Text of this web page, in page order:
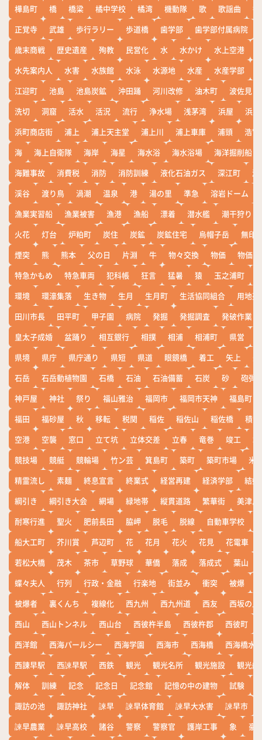
樺島町
橋 橋梁 橘中学校 橘湾 機動隊 歌 歌謡曲
正覚寺
武雄 歩行ラリー 歩道橋 歯学部 歯学部付属病院
歳末商戦
歴史遺産 殉教 民営化 水 水かけ 水上空港
水先案内人
水害 水族館 水泳 水源地 水産 水産学部
江迎町
池島 池島炭鉱 沖田踊 河川改修 油木町
波佐見
洗切
洞窟 活水 活況 流行 浄水場 浅茅湾 浜屋
浜
浜町商店街
浦上 浦上天主堂 浦上川 浦上車庫 浦頭
浩宮
海
海上自衛隊 海岸 海星 海水浴 海水浴場
海洋掘削船
海難事故
消費税 消防 消防訓練 液化石油ガス 深江町
淵
渓谷
渡り鳥 渦潮 温泉 港 湯の里 準急 溶岩ドーム
漁業実習船
漁業被害 漁港 漁船 漂着 潜水艦
潮干狩り
火花
灯台 炉粕町 炭住 炭鉱 炭鉱住宅 烏帽子岳
無印
煙突
熊 熊本 父の日 片淵 牛 物々交換 物価
物価高
特急かもめ
特急車両 犯科帳 狂言 猛暑 猿 玉之浦町
環境
環濠集落 生き物 生月 生月町 生活協同組合
用地売
田川市長
田平町 甲子園 病院 発掘 発掘調査
発破作業
皇太子成婚
盆踊り 相互銀行 相撲 相浦 相浦町 県営
県境
県庁 県庁通り 県短 県道 眼鏡橋 着工 矢上
石岳
石岳動植物園 石橋 石油 石油備蓄 石炭 砂
砲弾
神戸屋
神社 祭り 福山雅治 福岡市 福岡市天神
福島町
福田
福砂屋 秋 移転 税関 稲佐 稲佐山 稲佐橋
積雪
空港
空襲 窓口 立て坑 立体交差 立春 竜巻 竣工
競技場
競艇 競輪場 竹ン芸 箕島町 築町 築町市場
米
精霊流し
素麺 終息宣言 終業式 経営再建 経済学部
結婚
綱引き
綱引き大会 網場 緑地帯 縦貫道路 繁華街
美津島
耐寒行進
聖火 肥前長田 脇岬 脱毛 脱線 自動車学校
船大工町
芥川賞 芦辺町 花 花月 花火 花見 花電車
若松大橋
茂木 茶市 草野球 華僑 落成 落成式 葉山
蝶々夫人
行列 行政・金融 行楽地 街並み 衝突 被爆
被爆者
裏くんち 複線化 西九州 西九州道 西友
西坂の丘
西山
西山トンネル 西山台 西彼杵半島 西彼杵郡 西彼町
西洋館
西海パールシー 西海学園 西海市 西海橋
西海橋水
西諌早駅
西諫早駅 西鉄 観光 観光名所 観光施設
観光船
解体
訓練 記念 記念日 記念館 記憶の中の建物 試験
諏訪の池
諏訪神社 諫早 諫早体育館 諫早大水害 諫早市
諫早農業
諫早高校 諸谷 警察 警察官 護岸工事 象
豪